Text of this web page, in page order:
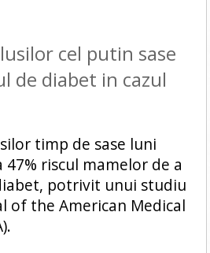
cel putin sase
de diabet in cazul
timp de sase luni
47% riscul mamelor de a
potrivit unui studiu
of the American Medical